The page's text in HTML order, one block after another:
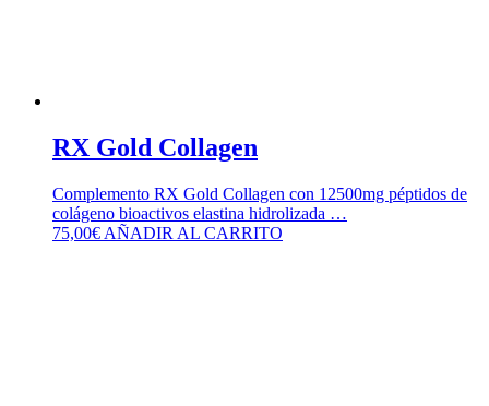
RX Gold Collagen
Complemento RX Gold Collagen con 12500mg péptidos de
colágeno bioactivos elastina hidrolizada …
75,00€ AÑADIR AL CARRITO